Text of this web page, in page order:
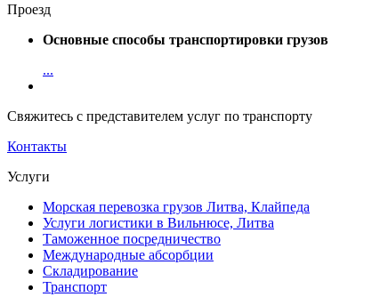
Проезд
Основные способы транспортировки грузов
...
Свяжитесь с представителем услуг по транспорту
Контакты
Услуги
Морская перевозка грузов Литва, Клайпеда
Услуги логистики в Вильнюсе, Литва
Таможенное посредничество
Международные абсорбции
Складирование
Транспорт